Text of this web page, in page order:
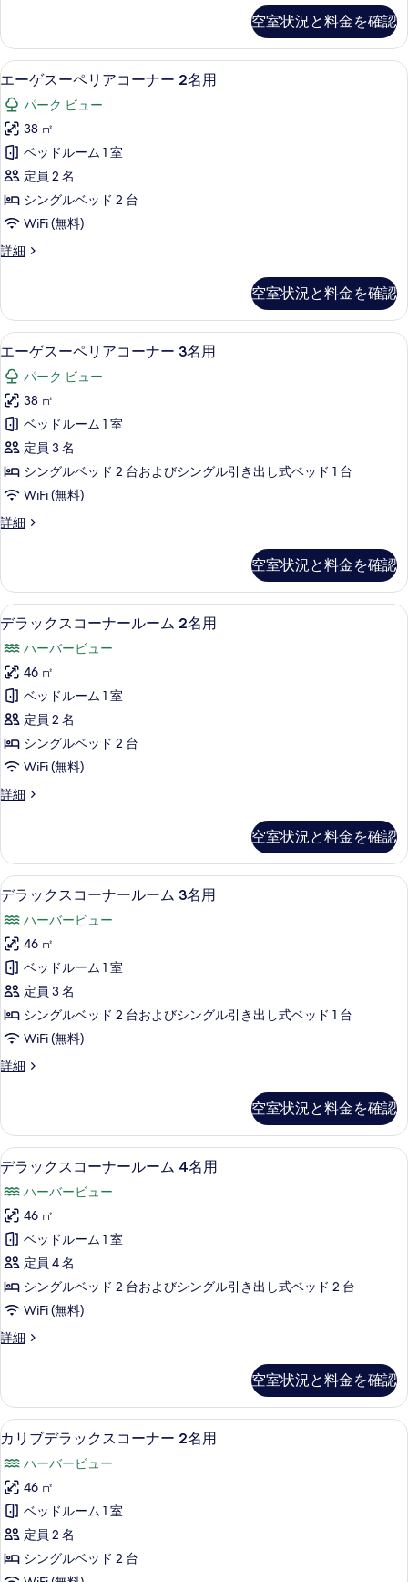
台)
の
す
べ
て
の
写
真
を
表
る
細
を
表
示
す
る
ー
ム
3
名
用
の
す
べ
て
の
を
表
示
す
る
ア
コ
ー
ナ
ー
ル
ー
ム
3
名
用
の
詳
細
空室状況と料金を確認
エ
ー
ゲ
ス
ー
ペ
リ
コ
ナ
ー
2
名
用
の
す
べ
て
の
を
表
示
す
る
セーフティボックス (室内)、遮光カ
4
エーゲスーペリアコーナー 2名用
パーク ビュー
38 ㎡
ベッドルーム 1 室
定員 2 名
シングルベッド 2 台
WiFi (無料)
詳細
エ
ー
ペ
リ
ア
コ
ー
ナ
ー
2
名
用
の
詳
細
空室状況と料金を確認
エ
ー
ゲ
ス
ー
ペ
リ
コ
ナ
ー
3
名
用
の
す
べ
て
の
を
表
示
す
る
セーフティボックス (室内)、遮光カ
4
エーゲスーペリアコーナー 3名用
パーク ビュー
38 ㎡
ベッドルーム 1 室
定員 3 名
シングルベッド 2 台およびシングル引き出し式ベッド 1 台
WiFi (無料)
詳細
エ
ー
ペ
リ
コ
ー
ナ
ー
3
名
用
の
詳
細
空室状況と料金を確認
デ
ッ
ク
ス
コ
ー
ー
ー
ム
2
名
用
の
す
べ
て
の
を
表
示
す
る
セーフティボックス (室内)、遮光カ
4
デラックスコーナールーム 2名用
ハーバービュー
46 ㎡
ベッドルーム 1 室
定員 2 名
シングルベッド 2 台
WiFi (無料)
詳細
デ
ス
コ
ー
ー
ル
ー
ム
2
名
用
の
詳
細
空室状況と料金を確認
デ
ッ
ク
ス
コ
ー
ー
ー
ム
3
名
用
の
す
べ
て
の
を
表
示
す
る
セーフティボックス (室内)、遮光カ
5
デラックスコーナールーム 3名用
ハーバービュー
46 ㎡
ベッドルーム 1 室
定員 3 名
シングルベッド 2 台およびシングル引き出し式ベッド 1 台
WiFi (無料)
詳細
デ
ス
コ
ー
ー
ル
ー
ム
3
名
用
の
詳
細
空室状況と料金を確認
デ
ッ
ク
ス
コ
ー
ー
ー
ム
4
名
用
の
す
べ
セーフティボックス (室内)、遮光カ
5
デラックスコーナールーム 4名用
ハーバービュー
46 ㎡
ベッドルーム 1 室
定員 4 名
シングルベッド 2 台およびシングル引き出し式ベッド 2 台
WiFi (無料)
詳細
デ
ス
コ
ー
ー
ル
ー
ム
4
名
用
空室状況と料金を確認
カ
ブ
デ
ラ
ッ
ク
セーフティボックス (室内)、遮光カ
8
カリブデラックスコーナー 2名用
ハーバービュー
46 ㎡
ベッドルーム 1 室
定員 2 名
シングルベッド 2 台